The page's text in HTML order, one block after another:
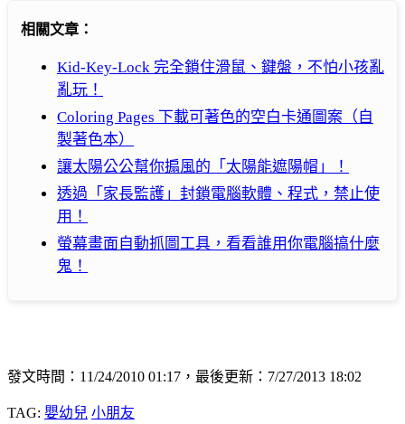
相關文章：
Kid-Key-Lock 完全鎖住滑鼠、鍵盤，不怕小孩亂
亂玩！
Coloring Pages 下載可著色的空白卡通圖案（自
製著色本）
讓太陽公公幫你搧風的「太陽能遮陽帽」！
透過「家長監護」封鎖電腦軟體、程式，禁止使
用！
螢幕畫面自動抓圖工具，看看誰用你電腦搞什麼
鬼！
發文時間：11/24/2010 01:17，最後更新：7/27/2013 18:02
TAG: 嬰幼兒 小朋友